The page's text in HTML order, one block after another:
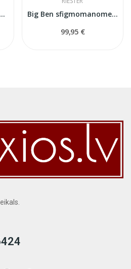
Riester RBP-100 Automātiskais asinsspiediena... Big Ben sfigmomanometrs
99,95 €